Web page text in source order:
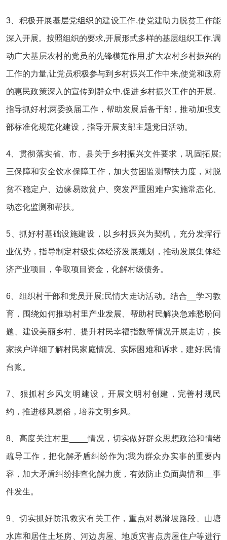
3、积极开展基层党组织的建设工作,使党建助力脱贫工作能
深入开展。按照组织的要求,开展形式多样的基层组织工作,调
动广大基层农村的党员的先锋模范作用,扩大农村乡村振兴的
工作的力量,让党员积极参与到乡村振兴工作中来,使党和政府
的惠民政策深入的宣传到群众中,促进乡村振兴工作的开展。
指导抓好村;两委换届工作，帮助发展后备干部，推动加强支
部标准化规范化建设，指导开展支部主题党日活动。
4、贯彻落实省、市、县关于乡村振兴文件要求，巩固拓展;
三保障和安全饮水保障工作，加大贫困监测帮扶力度，对脱
贫不稳定户、边缘易致贫户、突发严重困难户实施常态化、
动态化监测和帮扶。
5、抓好村基础设施建设，以乡村振兴为契机，充分发挥行
业优势，指导制定村级集体经济发展规划，推动发展集体经
济产业项目，争取项目资金，化解村级债务。
6、组织村干部和党员开展;民情大走访活动。结合__学习教
育，围绕如何推动村里产业发展、帮助村民解决急难愁盼问
题、建设美丽乡村、提升村民幸福指数等情况开展走访，挨
家挨户详细了解村民家庭情况、实际困难和诉求，建好;民情
台账。
7、狠抓村乡风文明建设，开展文明村创建，完善村规民
约，推进移风易俗，培养文明乡风。
8、高度关注村里____情况，切实做好群众思想政治和情绪
疏导工作，把化解矛盾纠纷作为;我为群众办实事的重要内
容，加大矛盾纠纷排查化解力度，有效防止负面舆情和__事
件发生。
9、切实抓好防汛救灾有关工作，重点对易滑坡路段、山塘
水库和居住土坯房、河边房屋、地质灾害点房屋住户等进行